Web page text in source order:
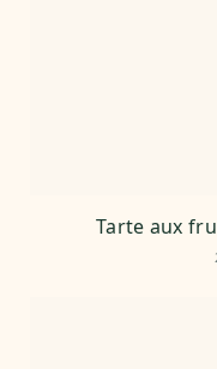
Tarte aux